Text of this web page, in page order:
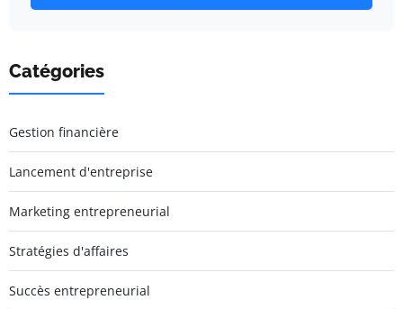
Catégories
Gestion financière
Lancement d'entreprise
Marketing entrepreneurial
Stratégies d'affaires
Succès entrepreneurial